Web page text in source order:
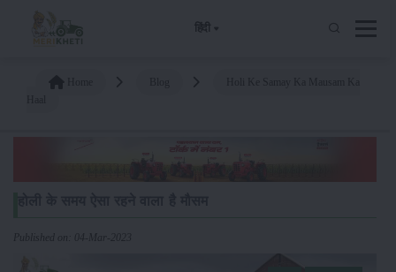
हिंदी
Published on: 04-Mar-2023